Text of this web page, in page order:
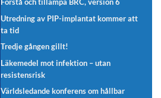
Förstå och tillämpa BRC, version 6
Utredning av PIP-implantat kommer att
ta tid
Tredje gången gillt!
Läkemedel mot infektion – utan
resistensrisk
Världsledande konferens om hållbar